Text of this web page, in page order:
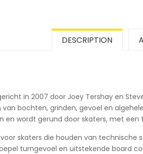
DESCRIPTION
in 2007 door Joey Tershay en
bochten, grinden, gevoel en
wordt gerund door skaters, met een
skaters die houden van technische
turngevoel en uitstekende board